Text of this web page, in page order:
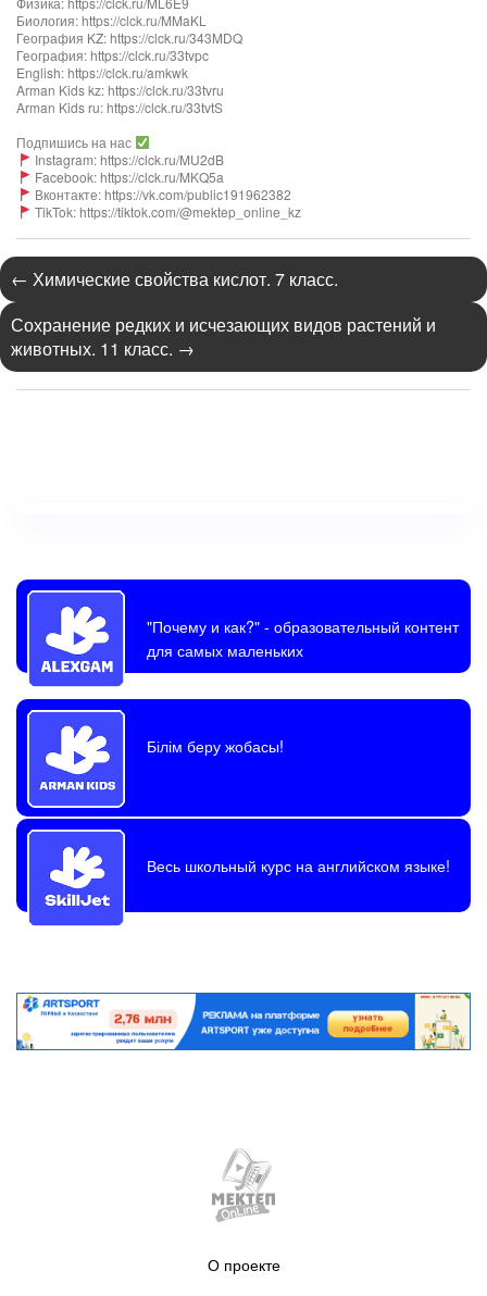
Биология: https://clck.ru/MMaKL​​​​​​
География KZ: https://clck.ru/343MDQ
География: https://clck.ru/33tvpc
English: https://clck.ru/amkwk
Arman Kids kz: https://clck.ru/33tvru
Arman Kids ru: https://clck.ru/33tvtS
Подпишись на нас
Instagram: https://clck.ru/MU2dB
Facebook: https://clck.ru/MKQ5a
Вконтакте: https://vk.com/public191962382
TikTok: https://tiktok.com/@mektep_online_kz
← Химические свойства кислот. 7 класс.
Сохранение редких и исчезающих видов растений и
животных. 11 класс. →
"Почему и как?"- образовательный контент
для самых маленьких
Білім беру жобасы!
Весь школьный курс на английском языке!
О проекте